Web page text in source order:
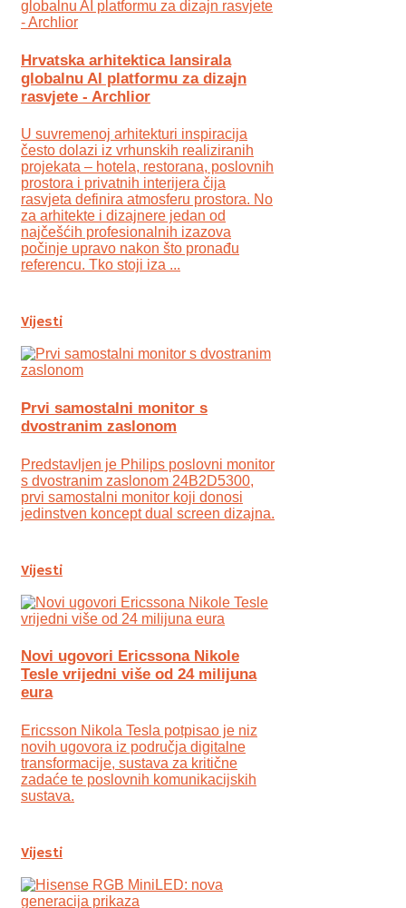
Hrvatska arhitektica lansirala
globalnu AI platformu za dizajn
rasvjete - Archlior
U suvremenoj arhitekturi inspiracija
često dolazi iz vrhunskih realiziranih
projekata – hotela, restorana, poslovnih
prostora i privatnih interijera čija
rasvjeta definira atmosferu prostora. No
za arhitekte i dizajnere jedan od
najčešćih profesionalnih izazova
počinje upravo nakon što pronađu
referencu. Tko stoji iza ...
Vijesti
Prvi samostalni monitor s
dvostranim zaslonom
Predstavljen je Philips poslovni monitor
s dvostranim zaslonom 24B2D5300,
prvi samostalni monitor koji donosi
jedinstven koncept dual screen dizajna.
Vijesti
Novi ugovori Ericssona Nikole
Tesle vrijedni više od 24 milijuna
eura
Ericsson Nikola Tesla potpisao je niz
novih ugovora iz područja digitalne
transformacije, sustava za kritične
zadaće te poslovnih komunikacijskih
sustava.
Vijesti